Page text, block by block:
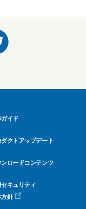
イド
ダクトアップデート
ンロードコンテンツ
キュリティ
針